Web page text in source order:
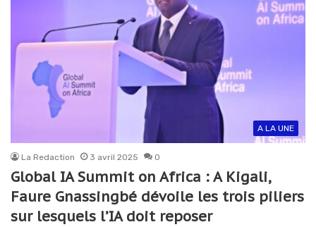
A LA UNE
La Redaction 3 avril 2025 0
Global IA Summit on Africa : A Kigali,
Faure Gnassingbé dévoile les trois piliers
sur lesquels l’IA doit reposer